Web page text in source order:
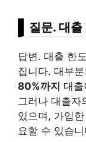
질문. 대
답변. 대출 한
집니다. 대부
80%까지 대출
그러나 대출자
있으며, 가입한
요할 수 있습